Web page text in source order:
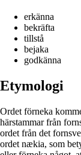
erkänna
bekräfta
tillstå
bejaka
godkänna
Etymologi
Ordet förneka
härstammar från
ordet från det
ordet nækia, som